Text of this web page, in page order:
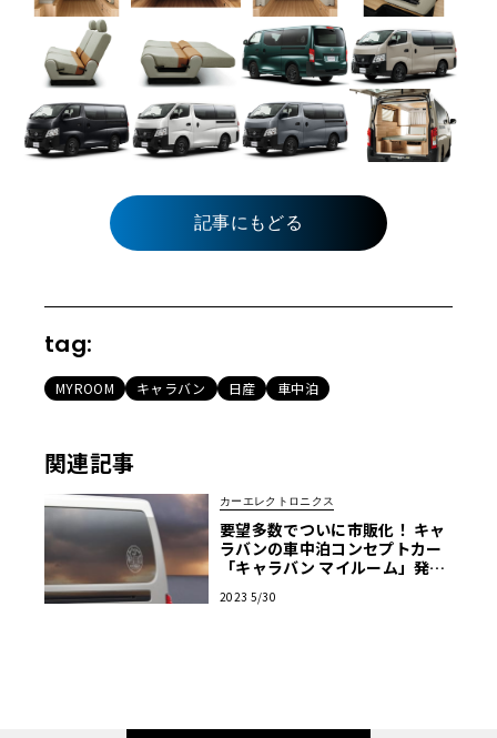
記事にもどる
tag:
MYROOM キャラバン 日産 車中泊
関連記事
カーエレクトロニクス
要望多数でついに市販化！ キャ
ラバンの車中泊コンセプトカー
「キャラバン マイルーム」発売
2023 5/30